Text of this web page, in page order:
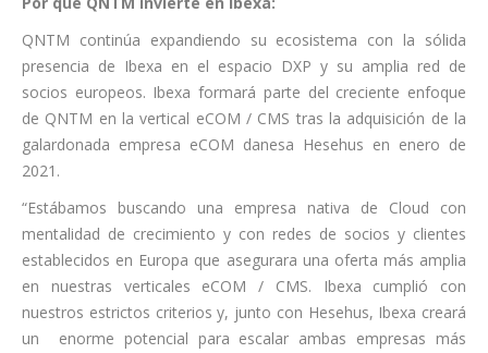
QNTM continúa expandiendo su ecosistema con la sólida
presencia de Ibexa en el espacio DXP y su amplia red de
socios europeos. Ibexa formará parte del creciente enfoque
de QNTM en la vertical eCOM / CMS tras la adquisición de la
galardonada empresa eCOM danesa Hesehus en enero de
2021.
“Estábamos buscando una empresa nativa de Cloud con
mentalidad de crecimiento y con redes de socios y clientes
establecidos en Europa que asegurara una oferta más amplia
en nuestras verticales eCOM / CMS. Ibexa cumplió con
nuestros estrictos criterios y, junto con Hesehus, Ibexa creará
un enorme potencial para escalar ambas empresas más